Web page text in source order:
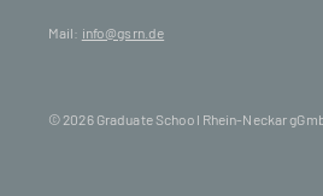
Mail: info@gsrn.de
© 2026 Graduate School Rhein-Neckar